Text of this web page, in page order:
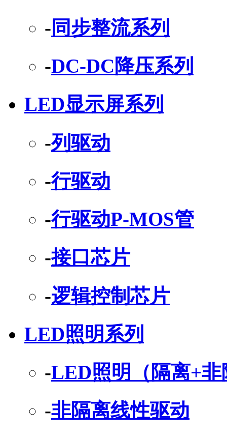
- 同步整流系列
-DC-DC降压系列
LED显示屏系列
-列驱动
-行驱动
-行驱动P-MOS管
-接口芯片
-逻辑控制芯片
LED照明系列
-LED照明（隔离+非
-非隔离线性驱动